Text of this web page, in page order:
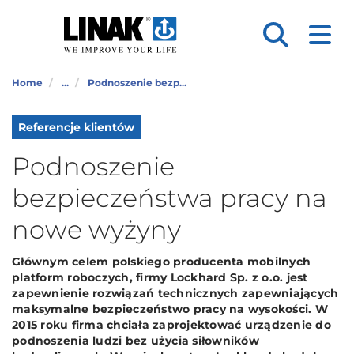
Home ... Podnoszenie bezp...
Referencje klientów
Podnoszenie
bezpieczeństwa pracy na
nowe wyżyny
Głównym celem polskiego producenta mobilnych
platform roboczych, firmy Lockhard Sp. z o.o. jest
zapewnienie rozwiązań technicznych zapewniających
maksymalne bezpieczeństwo pracy na wysokości. W
2015 roku firma chciała zaprojektować urządzenie do
podnoszenia ludzi bez użycia siłowników